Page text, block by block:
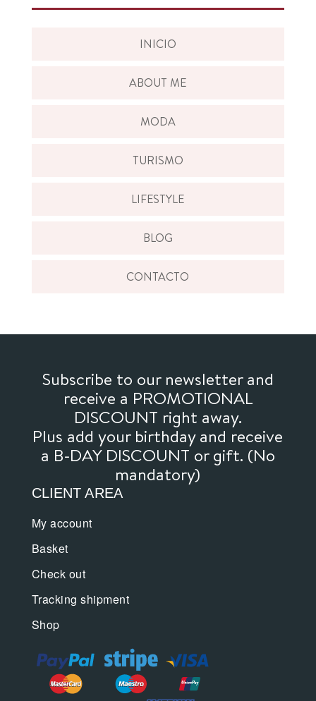
INICIO
ABOUT ME
MODA
TURISMO
LIFESTYLE
BLOG
CONTACTO
Subscribe to our newsletter and
receive a PROMOTIONAL
DISCOUNT right away.
Plus add your birthday and receive
a B-DAY DISCOUNT or gift. (No
mandatory)
CLIENT AREA
My account
Basket
Check out
Tracking shipment
Shop